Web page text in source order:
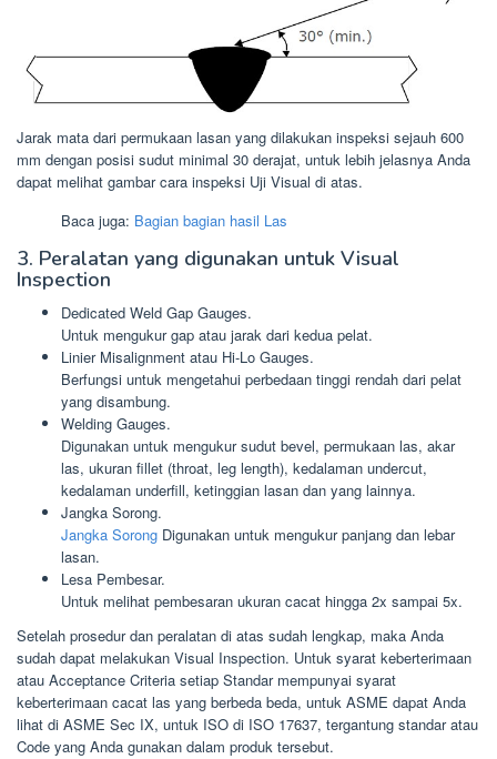
Jarak mata dari permukaan lasan yang dilakukan inspeksi sejauh 600
mm dengan posisi sudut minimal 30 derajat, untuk lebih jelasnya Anda
dapat melihat gambar cara inspeksi Uji Visual di atas.
Baca juga: Bagian bagian hasil Las
3. Peralatan yang digunakan untuk Visual
Inspection
Dedicated Weld Gap Gauges.
Untuk mengukur gap atau jarak dari kedua pelat.
Linier Misalignment atau Hi-Lo Gauges.
Berfungsi untuk mengetahui perbedaan tinggi rendah dari pelat
yang disambung.
Welding Gauges.
Digunakan untuk mengukur sudut bevel, permukaan las, akar
las, ukuran fillet (throat, leg length), kedalaman undercut,
kedalaman underfill, ketinggian lasan dan yang lainnya.
Jangka Sorong.
Jangka Sorong Digunakan untuk mengukur panjang dan lebar
lasan.
Lesa Pembesar.
Untuk melihat pembesaran ukuran cacat hingga 2x sampai 5x.
Setelah prosedur dan peralatan di atas sudah lengkap, maka Anda
sudah dapat melakukan Visual Inspection. Untuk syarat keberterimaan
atau Acceptance Criteria setiap Standar mempunyai syarat
keberterimaan cacat las yang berbeda beda, untuk ASME dapat Anda
lihat di ASME Sec IX, untuk ISO di ISO 17637, tergantung standar atau
Code yang Anda gunakan dalam produk tersebut.